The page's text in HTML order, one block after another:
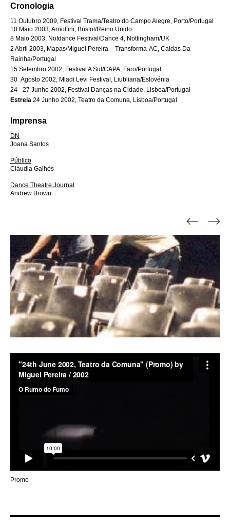
Cronologia
11 Outubro 2009, Festival Trama/Teatro do Campo Alegre, Porto/Portugal
10 Maio 2003, Arnolfini, Bristol/Reino Unido
8 Maio 2003, Notdance Festival/Dance 4, Nottingham/UK
2 Abril 2003, Mapas/Miguel Pereira – Transforma-AC, Caldas Da
Rainha/Portugal
15 Setembro 2002, Festival A Sul/CAPA, Faro/Portugal
30 Agosto 2002, Mladi Levi Festival, Liubliana/Eslovénia
24 - 27 Junho 2002, Festival Danças na Cidade, Lisboa/Portugal
Estreia 24 Junho 2002, Teatro da Comuna, Lisboa/Portugal
Imprensa
DN
Joana Santos
Público
Cláudia Galhós
Dance Theatre Journal
Andrew Brown
Promo